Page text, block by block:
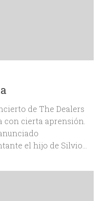
de The Dealers
con cierta aprensión.
el hijo de Silvio...